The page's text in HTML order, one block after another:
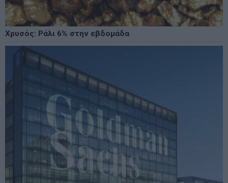
Χρυσός: Ράλι 6% στην εβδομάδα